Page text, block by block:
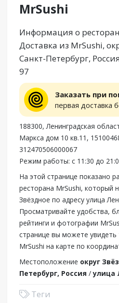
MrSushi
Информация о
Доставка из MrSushi,
Санкт-Петербург,
97
Заказать при
первая доставка
188300, Ленинградская
Маркса дом 10 кв.11,
312470506000067
Режим работы: с 11:30 до
На этой странице показано
ресторана MrSushi, который
Звёздное по адресу улица
Просматривайте удобства,
рейтинги и фотографии
странице вы можете
MrSushi на карте по
Местоположение округ
Петербург, Россия /улица
Теги